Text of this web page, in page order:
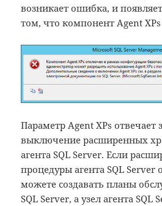
возникает ошибка, и
том, что компонент Agent
Параметр Agent XPs отвечает
выключение расширенных
агента SQL Server. Если
процедуры агента SQL
можете создавать планы
SQL Server, а узел агента SQL